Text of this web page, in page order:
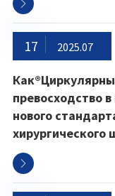

17 2025.07
превосходство
нового
хирургического
